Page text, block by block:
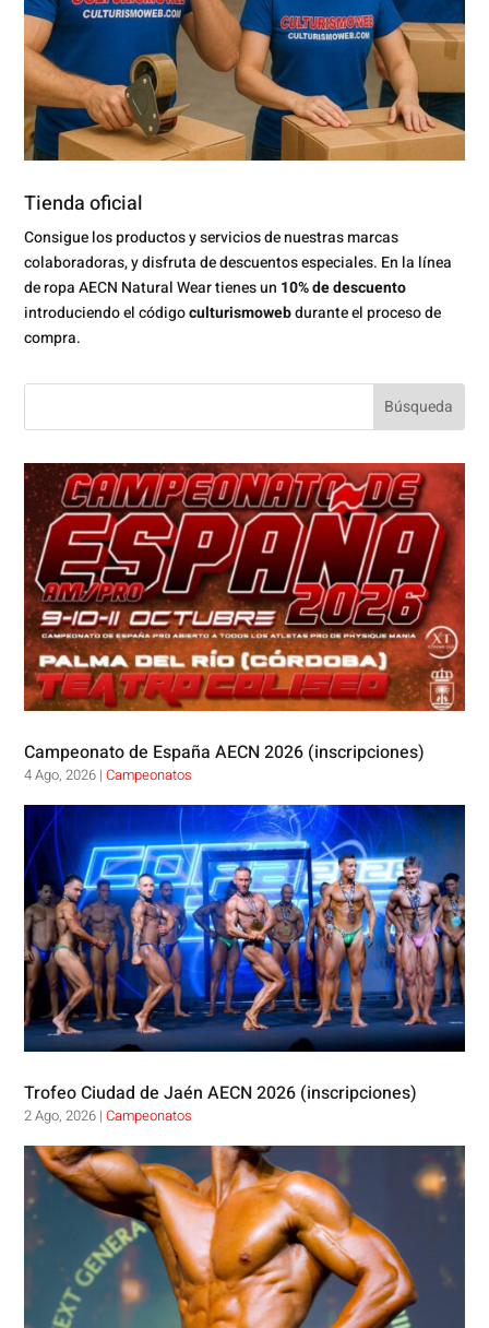
Tienda oficial
Consigue los productos y servicios de nuestras marcas
colaboradoras, y disfruta de descuentos especiales. En la línea
de ropa AECN Natural Wear tienes un 10% de descuento
introduciendo el códigoculturismowebdurante el proceso de
compra.
Campeonato de España AECN 2026 (inscripciones)
4 Ago, 2026 |Campeonatos
Trofeo Ciudad de Jaén AECN 2026 (inscripciones)
2 Ago, 2026 |Campeonatos